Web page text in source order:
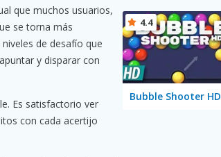
que muchos usuarios,
se torna más
de desafío que
y disparar con
Es satisfactorio ver
con cada acertijo
Bubble Shooter HD
4.4